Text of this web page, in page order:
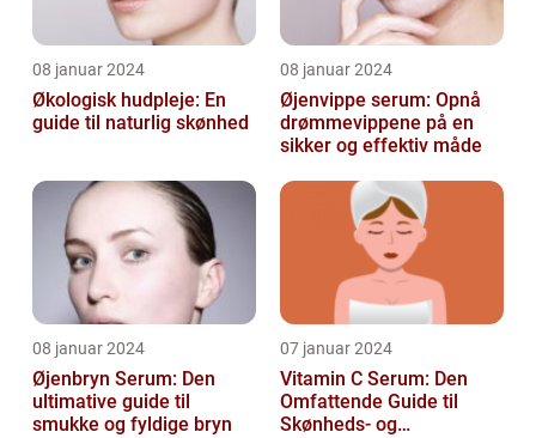
08 januar 2024
Økologisk hudpleje: En
guide til naturlig skønhed
08 januar 2024
Øjenvippe serum: Opnå
drømmevippene på en
sikker og effektiv måde
08 januar 2024
Øjenbryn Serum: Den
ultimative guide til
smukke og fyldige bryn
07 januar 2024
Vitamin C Serum: Den
Omfattende Guide til
Skønheds- og